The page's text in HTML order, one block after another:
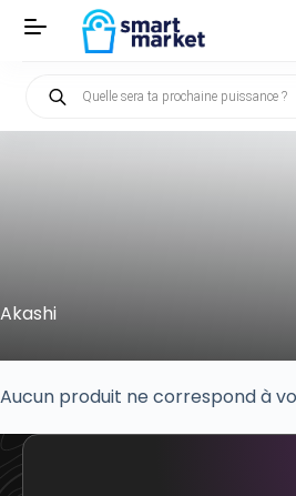
Akashi
Aucun produit ne correspond à